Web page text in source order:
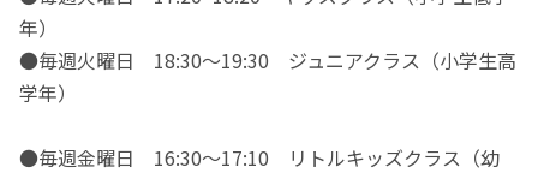
年）
●毎週火曜日 18:30〜19:30 ジュニアクラス（小学生高
学年）
●毎週金曜日 16:30〜17:10 リトルキッズクラス（幼